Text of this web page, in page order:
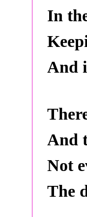
In
And
And
Not
The